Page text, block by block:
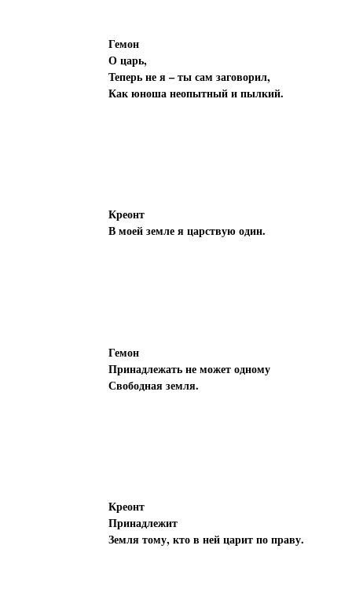
Гемон
О царь,
Теперь не я – ты сам заговорил,
Как юноша неопытный и пылкий.
Креонт
В моей земле я царствую один.
Гемон
Принадлежать не может одному
Свободная земля.
Креонт
Принадлежит
Земля тому, кто в ней царит по праву.